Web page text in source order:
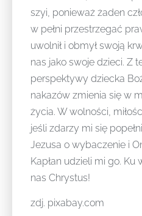
szyi, ponieważ żaden
w pełni przestrzegać
uwolnił i obmył swoją
nas jako swoje dzieci. Z
perspektywy dziecka
nakazów zmienia się w
życia. W wolności,
jeśli zdarzy mi się
Jezusa o wybaczenie i
Kapłan udzieli mi go.
nas Chrystus!
zdj. pixabay.com